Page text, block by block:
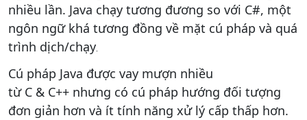
nhiều lần. Java chạy tương đương so với C#, một
ngôn ngữ khá tương đồng về mặt cú pháp và quá
trình dịch/chạy.
Cú pháp Java được vay mượn nhiều
từ C & C++ nhưng có cú pháp hướng đối tượng
đơn giản hơn và ít tính năng xử lý cấp thấp hơn.